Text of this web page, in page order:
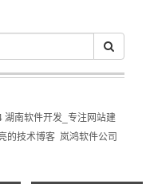
湖南软件开发_专注网站建
的技术博客 岚鸿软件公司